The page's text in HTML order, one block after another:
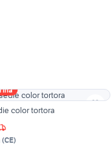
color tortora
(CE)